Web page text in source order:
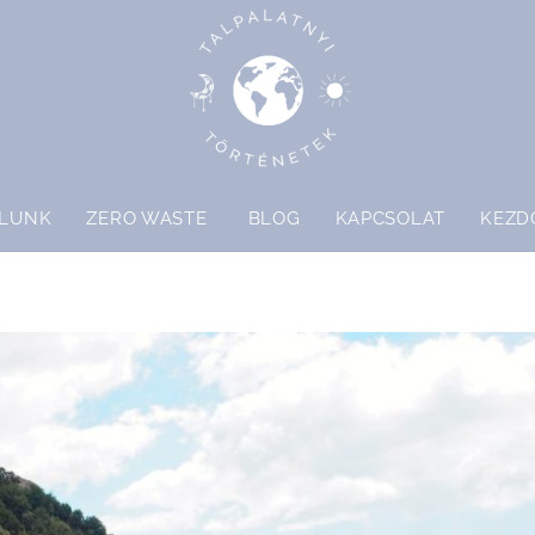
ZERO WASTE BLOG KAPCSOLAT